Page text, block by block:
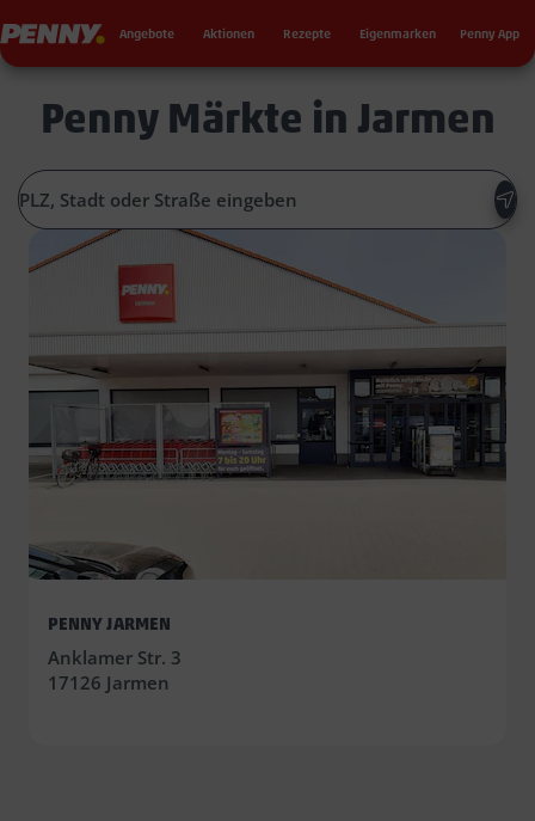
Penny Angebote Aktionen Rezepte Eigenmarken Penny App
Penny Märkte in Jarmen
PENNY JARMEN
Anklamer Str. 3
17126 Jarmen